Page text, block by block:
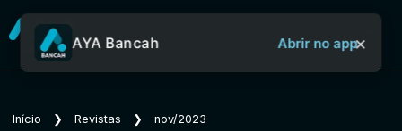
Sobre o Aya Bancah
AYA Bancah Abrir no app×
Início ❯ Revistas ❯ nov/2023